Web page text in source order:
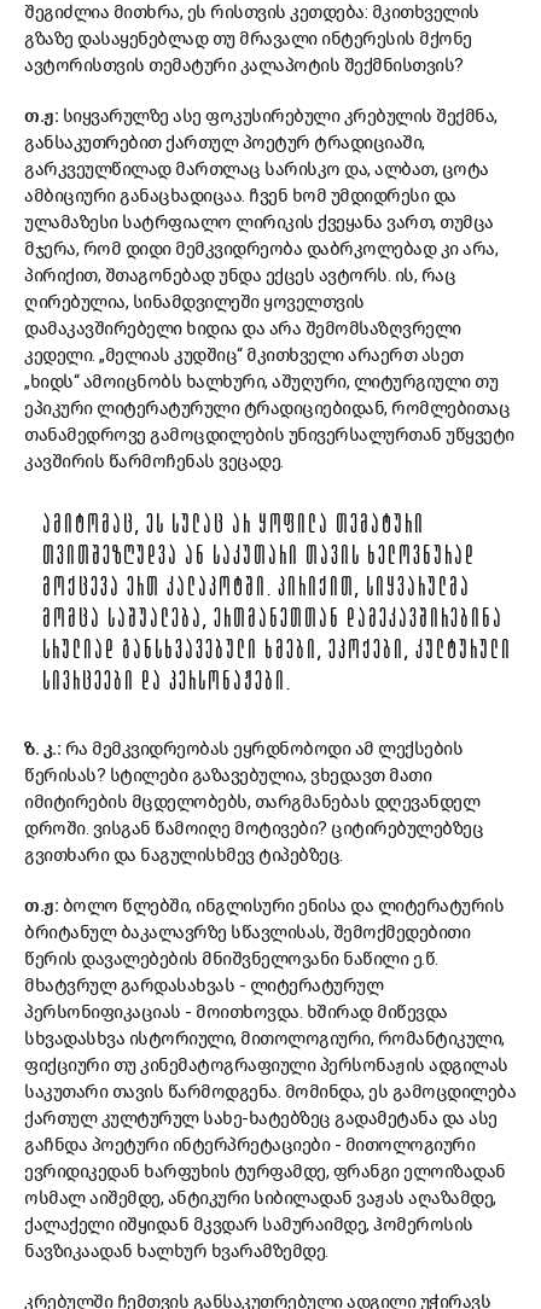
შეგიძლია მითხრა, ეს რისთვის კეთდება: მკითხველის
გზაზე დასაყენებლად თუ მრავალი ინტერესის მქონე
ავტორისთვის თემატური კალაპოტის შექმნისთვის?
თ.ჟ: სიყვარულზე ასე ფოკუსირებული კრებულის შექმნა,
განსაკუთრებით ქართულ პოეტურ ტრადიციაში,
გარკვეულწილად მართლაც სარისკო და, ალბათ, ცოტა
ამბიციური განაცხადიცაა. ჩვენ ხომ უმდიდრესი და
ულამაზესი სატრფიალო ლირიკის ქვეყანა ვართ, თუმცა
მჯერა, რომ დიდი მემკვიდრეობა დაბრკოლებად კი არა,
პირიქით, შთაგონებად უნდა ექცეს ავტორს. ის, რაც
ღირებულია, სინამდვილეში ყოველთვის
დამაკავშირებელი ხიდია და არა შემომსაზღვრელი
კედელი. „მელიას კუდშიც“ მკითხველი არაერთ ასეთ
„ხიდს“ ამოიცნობს ხალხური, აშუღური, ლიტურგიული თუ
ეპიკური ლიტერატურული ტრადიციებიდან, რომლებითაც
თანამედროვე გამოცდილების უნივერსალურთან უწყვეტი
კავშირის წარმოჩენას ვეცადე.
ᲐᲛᲘᲢᲝᲛᲐᲪ, ᲔᲡ ᲡᲣᲚᲐᲪ ᲐᲠ ᲧᲝᲤᲘᲚᲐ ᲗᲔᲛᲐᲢᲣᲠᲘ
ᲗᲕᲘᲗᲨᲔᲖᲦᲣᲓᲕᲐ ᲐᲜ ᲡᲐᲙᲣᲗᲐᲠᲘ ᲗᲐᲕᲘᲡ ᲮᲔᲚᲝᲕᲜᲣᲠᲐᲓ
ᲛᲝᲥᲪᲔᲕᲐ ᲔᲠᲗ ᲙᲐᲚᲐᲞᲝᲢᲨᲘ. ᲞᲘᲠᲘᲥᲘᲗ, ᲡᲘᲧᲕᲐᲠᲣᲚᲛᲐ
ᲛᲝᲛᲪᲐ ᲡᲐᲨᲣᲐᲚᲔᲑᲐ, ᲔᲠᲗᲛᲐᲜᲔᲗᲗᲐᲜ ᲓᲐᲛᲔᲙᲐᲕᲨᲘᲠᲔᲑᲘᲜᲐ
ᲡᲠᲣᲚᲘᲐᲓ ᲒᲐᲜᲡᲮᲕᲐᲕᲔᲑᲣᲚᲘ ᲮᲛᲔᲑᲘ, ᲔᲞᲝᲥᲔᲑᲘ, ᲙᲣᲚᲢᲣᲠᲣᲚᲘ
ᲡᲘᲕᲠᲪᲔᲔᲑᲘ ᲓᲐ ᲞᲔᲠᲡᲝᲜᲐᲟᲔᲑᲘ.
ზ. კ.: რა მემკვიდრეობას ეყრდნობოდი ამ ლექსების
წერისას? სტილები გაზავებულია, ვხედავთ მათი
იმიტირების მცდელობებს, თარგმანებას დღევანდელ
დროში. ვისგან წამოიღე მოტივები? ციტირებულებზეც
გვითხარი და ნაგულისხმევ ტიპებზეც.
თ.ჟ: ბოლო წლებში, ინგლისური ენისა და ლიტერატურის
ბრიტანულ ბაკალავრზე სწავლისას, შემოქმედებითი
წერის დავალებების მნიშვნელოვანი ნაწილი ე.წ.
მხატვრულ გარდასახვას - ლიტერატურულ
პერსონიფიკაციას - მოითხოვდა. ხშირად მიწევდა
სხვადასხვა ისტორიული, მითოლოგიური, რომანტიკული,
ფიქციური თუ კინემატოგრაფიული პერსონაჟის ადგილას
საკუთარი თავის წარმოდგენა. მომინდა, ეს გამოცდილება
ქართულ კულტურულ სახე-ხატებზეც გადამეტანა და ასე
გაჩნდა პოეტური ინტერპრეტაციები - მითოლოგიური
ევრიდიკედან ხარფუხის ტურფამდე, ფრანგი ელოიზადან
ოსმალ აიშემდე, ანტიკური სიბილადან ვაჟას აღაზამდე,
ქალაქელი იშყიდან მკვდარ სამურაიმდე, ჰომეროსის
ნავზიკაადან ხალხურ ხვარამზემდე.
კრებულში ჩემთვის განსაკუთრებული ადგილი უჭირავს